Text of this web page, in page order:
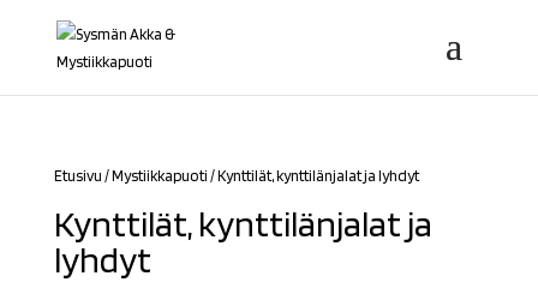
Etusivu /Mystiikkapuoti / Kynttilät, kynttilänjalat ja lyhdyt
Kynttilät, kynttilänjalat ja
lyhdyt